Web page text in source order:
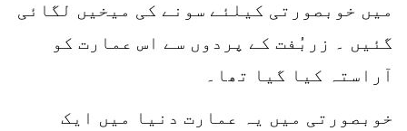
میں خوبصورتی کیلئے سونے کی میخیں لگائی
گئیں ۔ زربُفت کے پردوں سے اس عمارت کو
آراستہ کیا گیا تھا۔
خوبصورتی میں یہ عمارت دنیا میں ایک